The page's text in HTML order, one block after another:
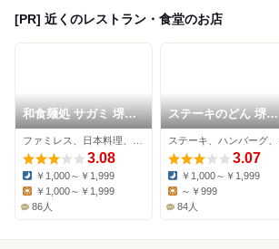
[PR] 近くのレストラン・食堂のお店
和食麺処 サガミ 堺山
本店
3.08
Dinner:
￥1,000～￥1,999
Lunch:
￥1,000～￥1,999
86人
ステーキのどん 堺七
道店
3.07
Dinner:
￥1,000～￥1,999
Lunch:
～￥999
84人